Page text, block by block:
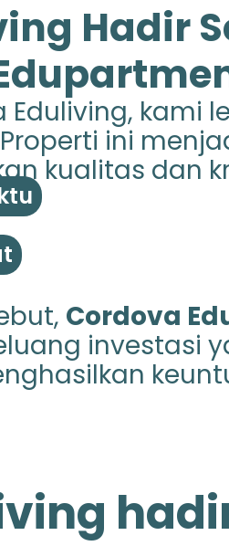
Hadir
kami
ini
kualitas dan
Cordova
investasi